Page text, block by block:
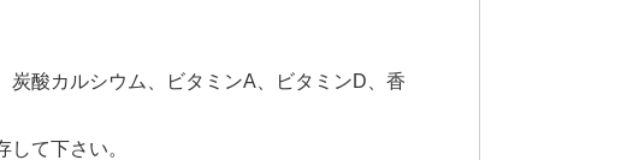
カルシウム、ビタミンA、ビタミンD、香
て下さい。